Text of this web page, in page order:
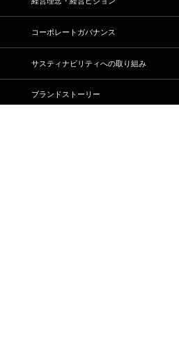
コーポレートガバナンス
サスティナビリティへの取り組み
ブランドストーリー